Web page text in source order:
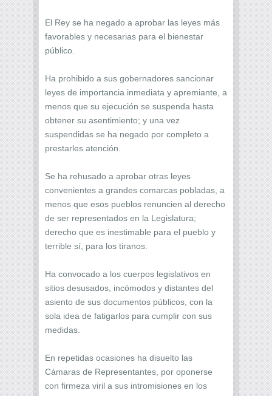
El Rey se ha negado a aprobar las leyes más
favorables y necesarias para el bienestar
público.
Ha prohibido a sus gobernadores sancionar
leyes de importancia inmediata y apremiante, a
menos que su ejecución se suspenda hasta
obtener su asentimiento; y una vez
suspendidas se ha negado por completo a
prestarles atención.
Se ha rehusado a aprobar otras leyes
convenientes a grandes comarcas pobladas, a
menos que esos pueblos renuncien al derecho
de ser representados en la Legislatura;
derecho que es inestimable para el pueblo y
terrible sí, para los tiranos.
Ha convocado a los cuerpos legislativos en
sitios desusados, incómodos y distantes del
asiento de sus documentos públicos, con la
sola idea de fatigarlos para cumplir con sus
medidas.
En repetidas ocasiones ha disuelto las
Cámaras de Representantes, por oponerse
con firmeza viril a sus intromisiones en los